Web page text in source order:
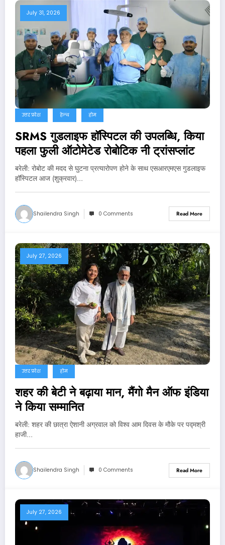
July 31, 2026
उत्तर प्रदेश हेल्थ होम
SRMS गुडलाइफ हॉस्पिटल की उपलब्धि, किया
पहला फुली ऑटोमेटेड रोबोटिक नी ट्रांसप्लांट
बरेली: रोबोट की मदद से घुटना प्रत्यारोपण होने के साथ एसआरएमएस गुडलाइफ
हॉस्पिटल आज (शुक्रवार)…
Shailendra Singh 0 Comments Read More
July 27, 2026
उत्तर प्रदेश होम
शहर की बेटी ने बढ़ाया मान, मैंगो मैन ऑफ इंडिया
ने किया सम्मानित
बरेली: शहर की छात्रा ऐशानी अग्रवाल को विश्व आम दिवस के मौके पर पद्मश्री
हाजी…
Shailendra Singh 0 Comments Read More
July 27, 2026